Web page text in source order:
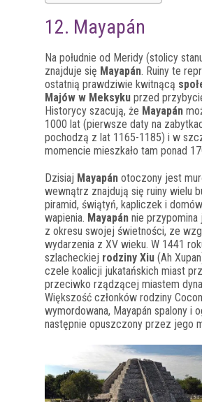
12. Mayapán
Na południe od Meridy (stolicy
znajduje się Mayapán. Ruiny te
ostatnią prawdziwie kwitnącą
Majów w Meksyku przed
Historycy szacują, że Mayapán
1000 lat (pierwsze daty na
pochodzą z lat 1165-1185) i w
momencie mieszkało tam ponad
Dzisiaj Mayapán otoczony jest
wewnątrz znajdują się ruiny wielu
piramid, świątyń, kapliczek i
wapienia. Mayapán nie przypomina
z okresu swojej świetności, ze
wydarzenia z XV wieku. W 1441
szlacheckiej rodziny Xiu (Ah
czele koalicji jukatańskich miast
przeciwko rządzącej miastem
Większość członków rodziny
wymordowana, Mayapán spalony i
następnie opuszczony przez jego